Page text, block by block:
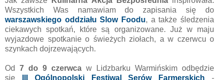
Wszystkich Was namawiam do zapisania się do
warszawskiego oddziału Slow Foodu, a także śledzenia
ciekawych spotkań, które są organizowane. Już w maju
wyjazdowe spotkanie o świeżych ziołach, a w czerwcu o
szynkach dojrzewających.
Od 7 do 9 czerwca w Lidzbarku Warmińskim odbędzie
się
III Ogólnopolski Festiwal Serów Farmerskich -